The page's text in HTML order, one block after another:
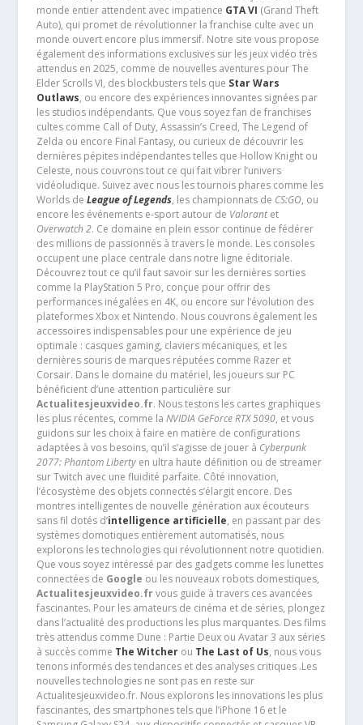
monde entier attendent avec impatience GTA VI (Grand Theft
Auto), qui promet de révolutionner la franchise culte avec un
monde ouvert encore plus immersif. Notre site vous propose
également des informations exclusives sur les jeux vidéo très
attendus en 2025, comme de nouvelles aventures pour The
Elder Scrolls VI, des blockbusters tels que Star Wars
Outlaws, ou encore des expériences innovantes signées par
les studios indépendants. Que vous soyez fan de franchises
cultes comme Call of Duty, Assassin’s Creed, The Legend of
Zelda ou encore Final Fantasy, ou curieux de découvrir les
dernières pépites indépendantes telles que Hollow Knight ou
Celeste, nous couvrons tout ce qui fait vibrer l’univers
vidéoludique. Suivez avec nous les tournois phares comme les
Worlds de League of Legends, les championnats de CS:GO, ou
encore les événements e-sport autour de Valorantet
Overwatch 2. Ce domaine en plein essor continue de fédérer
des millions de passionnés à travers le monde. Les consoles
occupent une place centrale dans notre ligne éditoriale.
Découvrez tout ce qu’il faut savoir sur les dernières sorties
comme la PlayStation 5 Pro, conçue pour offrir des
performances inégalées en 4K, ou encore sur l’évolution des
plateformes Xbox et Nintendo. Nous couvrons également les
accessoires indispensables pour une expérience de jeu
optimale : casques gaming, claviers mécaniques, et les
dernières souris de marques réputées comme Razer et
Corsair. Dans le domaine du matériel, les joueurs sur PC
bénéficient d’une attention particulière sur
Actualitesjeuxvideo.fr. Nous testons les cartes graphiques
les plus récentes, comme la NVIDIA GeForce RTX 5090, et vous
guidons sur les choix à faire en matière de configurations
adaptées à vos besoins, qu’il s’agisse de jouer à Cyberpunk
2077: Phantom Libertyen ultra haute définition ou de streamer
sur Twitch avec une fluidité parfaite. Côté innovation,
l’écosystème des objets connectés s’élargit encore. Des
montres intelligentes de nouvelle génération aux écouteurs
sans fil dotés d’intelligence artificielle, en passant par des
systèmes domotiques entièrement automatisés, nous
explorons les technologies qui révolutionnent notre quotidien.
Que vous soyez intéressé par des gadgets comme les lunettes
connectées de Google ou les nouveaux robots domestiques,
Actualitesjeuxvideo.frvous guide à travers ces avancées
fascinantes. Pour les amateurs de cinéma et de séries, plongez
dans l’actualité des productions les plus marquantes. Des films
très attendus comme Dune : Partie Deux ou Avatar 3 aux séries
à succès comme The Witcherou The Last of Us, nous vous
tenons informés des tendances et des analyses critiques .Les
nouvelles technologies ne sont pas en reste sur
Actualitesjeuxvideo.fr. Nous explorons les innovations les plus
fascinantes, des smartphones tels que l’iPhone 16 et le